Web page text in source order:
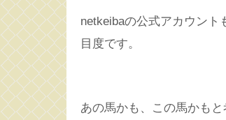
netkeibaの公式アカウント
目度です。
あの馬かも、この馬かもと